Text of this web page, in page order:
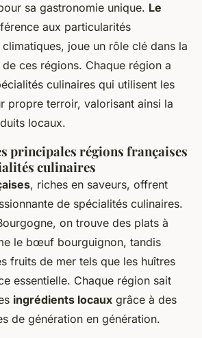
sa gastronomie unique. Le
aux particularités
joue un rôle clé dans la
ces régions. Chaque région a
culinaires qui utilisent les
propre terroir, valorisant ainsi la
locaux.
principales régions françaises
culinaires
, riches en saveurs, offrent
de spécialités culinaires.
on trouve des plats à
le bœuf bourguignon, tandis
fruits de mer tels que les huîtres
essentielle. Chaque région sait
ingrédients locaux grâce à des
de génération en génération.